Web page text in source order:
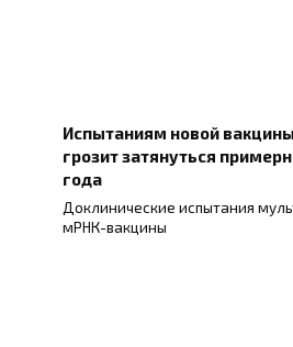
Испытаниям новой
грозит затянуться
года
Доклинические испытания
мРНК-вакцины